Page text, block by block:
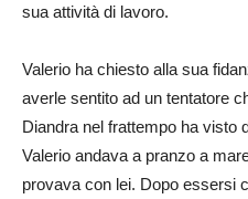
sua attività di lavoro.
Valerio ha chiesto alla sua
averle sentito ad un tentatore
Diandra nel frattempo ha visto
Valerio andava a pranzo a
provava con lei. Dopo essersi